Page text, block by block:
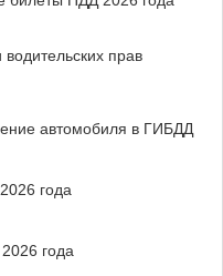
водительских прав
автомобиля в ГИБДД
года
года